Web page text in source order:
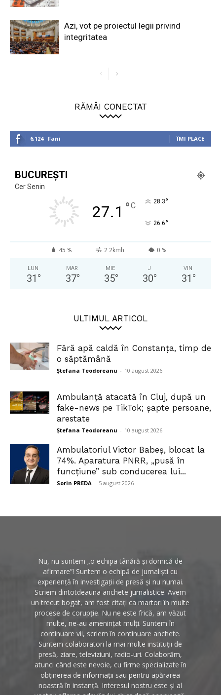
Azi, vot pe proiectul legii privind
integritatea
RĂMÂI CONECTAT
6,124 Fani ÎMI PLACE
BUCUREȘTI
Cer Senin
27.1 °C 28.3°
26.6°
45 % 2.2kmh 0 %
LUN
31 °
MAR
37°
MIE
35°
J
30°
VIN
31 °
ULTIMUL ARTICOL
Fără apă caldă în Constanța, timp de
o săptămână
Ștefana Teodoreanu - 10 august 2026
Ambulanță atacată în Cluj, după un
fake-news pe TikTok; șapte persoane,
arestate
Ștefana Teodoreanu - 10 august 2026
Ambulatoriul Victor Babeș, blocat la
74%. Aparatura PNRR, „pusă în
funcțiune” sub conducerea lui...
Sorin PREDA - 5 august 2026
Nu, nu suntem „o echipa tânără și dornică de
afirmare”! Suntem o echipă de jurnaliști cu
experiență în investigații de presă și nu numai.
Scriem dintotdeauna anchete jurnalistice. Avem
un trecut bogat, am fost citați ca martori în multe
procese de corupție. Nu ne este frică, am văzut
multe, ne-au amenințat mulți. Suntem în
continuare vii, scriem în continuare anchete.
Suntem colaboratori la mai multe instituții de
presă, ziare, televiziuni, radio-uri. Colaborăm,
atunci când este nevoie, cu firme specializate în
obținerea de informații sau pentru apărarea
noastră în instanță. Interesul nostru este și al